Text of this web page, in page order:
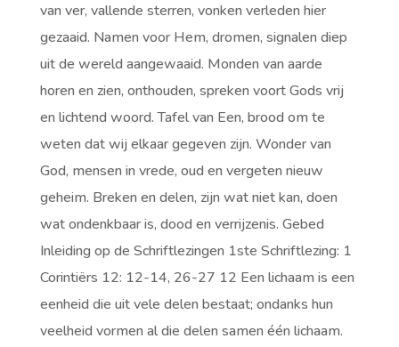
van ver, vallende sterren, vonken verleden hier
gezaaid. Namen voor Hem, dromen, signalen diep
uit de wereld aangewaaid. Monden van aarde
horen en zien, onthouden, spreken voort Gods vrij
en lichtend woord. Tafel van Een, brood om te
weten dat wij elkaar gegeven zijn. Wonder van
God, mensen in vrede, oud en vergeten nieuw
geheim. Breken en delen, zijn wat niet kan, doen
wat ondenkbaar is, dood en verrijzenis. Gebed
Inleiding op de Schriftlezingen 1ste Schriftlezing: 1
Corintiërs 12: 12-14, 26-27 12 Een lichaam is een
eenheid die uit vele delen bestaat; ondanks hun
veelheid vormen al die delen samen één lichaam.